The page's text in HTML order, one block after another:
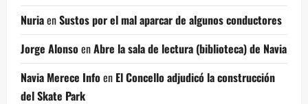
NuriaenSustos por el mal aparcar de algunos conductores
Jorge AlonsoenAbre la sala de lectura (biblioteca) de Navia
Navia Merece Infoen El Concello adjudicó la construcción
del Skate Park